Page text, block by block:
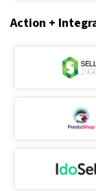
Action +